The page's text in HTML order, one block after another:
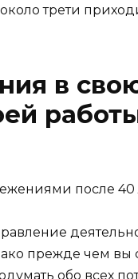
трети
в
прежде чем вы
обо всех